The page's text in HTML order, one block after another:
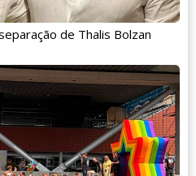
de Thalis Bolzan